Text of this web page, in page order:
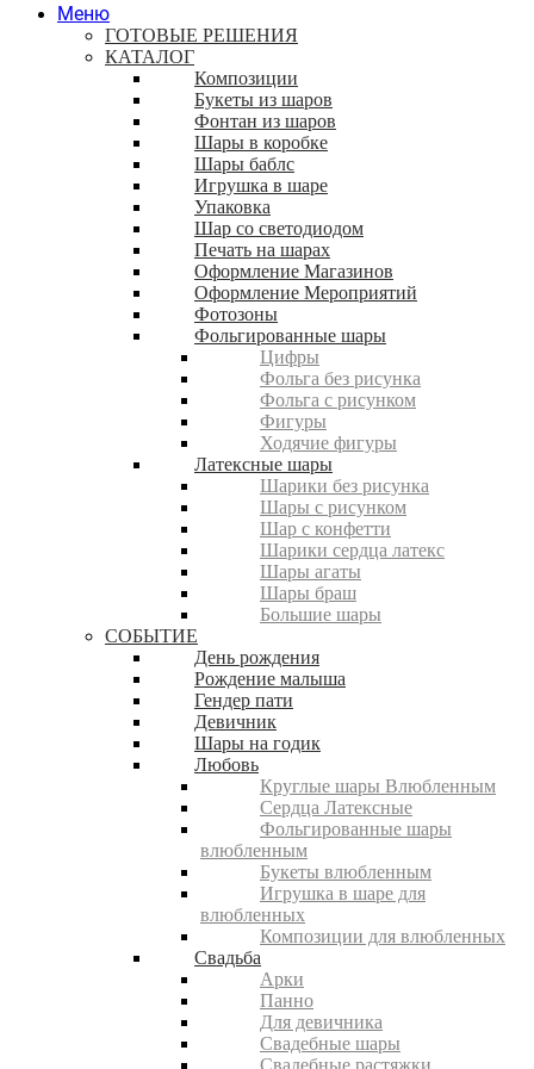
Меню
ГОТОВЫЕ РЕШЕНИЯ
КАТАЛОГ
Композиции
Букеты из шаров
Фонтан из шаров
Шары в коробке
Шары баблс
Игрушка в шаре
Упаковка
Шар со светодиодом
Печать на шарах
Оформление Магазинов
Оформление Мероприятий
Фотозоны
Фольгированные шары
Цифры
Фольга без рисунка
Фольга с рисунком
Фигуры
Ходячие фигуры
Латексные шары
Шарики без рисунка
Шары с рисунком
Шар с конфетти
Шарики сердца латекс
Шары агаты
Шары браш
Большие шары
СОБЫТИЕ
День рождения
Рождение малыша
Гендер пати
Девичник
Шары на годик
Любовь
Круглые шары Влюбленным
Сердца Латексные
Фольгированные шары
влюбленным
Букеты влюбленным
Игрушка в шаре для
влюбленных
Композиции для влюбленных
Свадьба
Арки
Панно
Для девичника
Свадебные шары
Свадебные растяжки